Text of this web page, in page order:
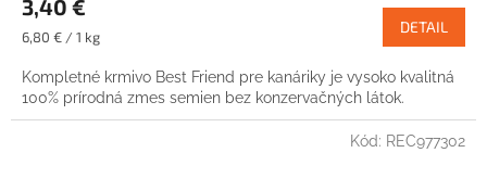
3,40 €
Jednotková
6,80 € / 1 kg
DETAIL
Kompletné krmivo Best Friend pre kanáriky je vysoko kvalitná
100% prírodná zmes semien bez konzervačných látok.
Kód: REC977302